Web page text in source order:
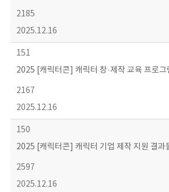
2185
2025.12.16
151
2025 [캐릭터콘] 캐릭터 창·제작 교육 프로그
2167
2025.12.16
150
2025 [캐릭터콘] 캐릭터 기업 제작 지원 결과
2597
2025.12.16